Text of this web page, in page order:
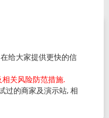
给大家提供更快的信
关风险防范措施.
过的商家及演示站, 相